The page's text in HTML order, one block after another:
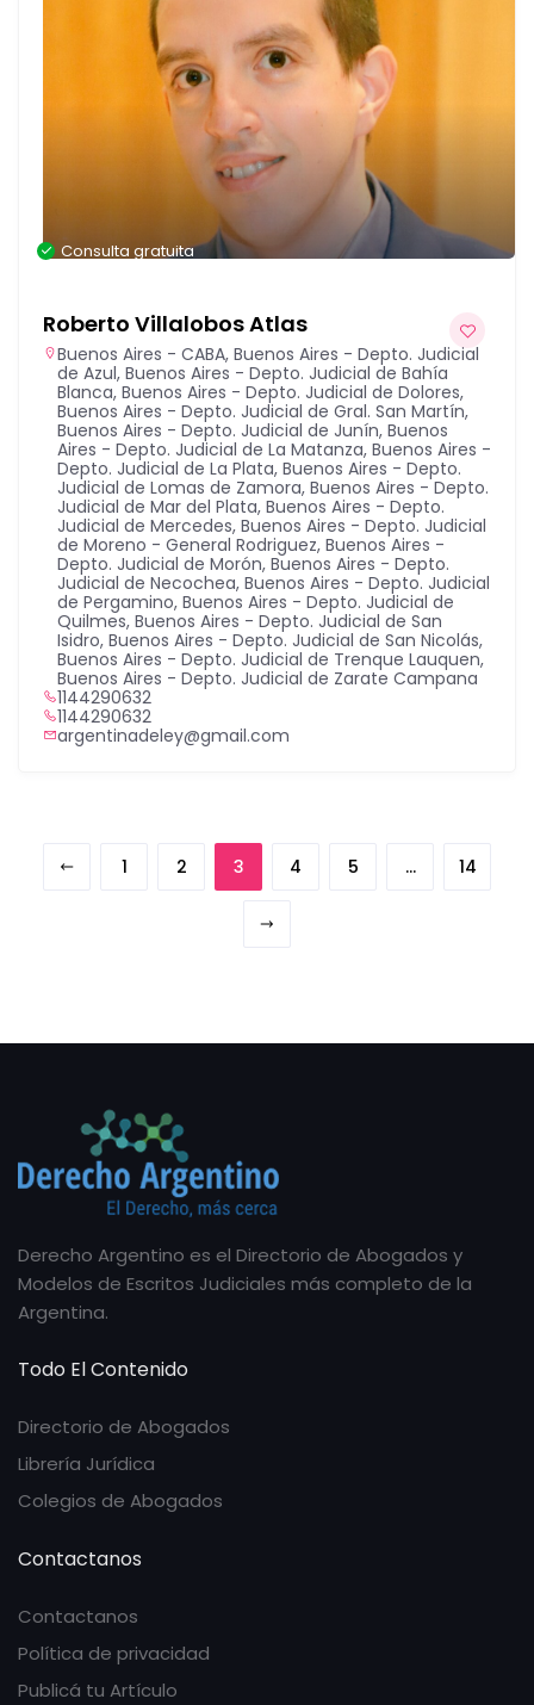
Consulta gratuita
Roberto Villalobos Atlas
Buenos Aires - CABA, Buenos Aires - Depto. Judicial
de Azul, Buenos Aires - Depto. Judicial de Bahía
Blanca, Buenos Aires - Depto. Judicial de Dolores,
Buenos Aires - Depto. Judicial de Gral. San Martín,
Buenos Aires - Depto. Judicial de Junín, Buenos
Aires - Depto. Judicial de La Matanza, Buenos Aires -
Depto. Judicial de La Plata, Buenos Aires - Depto.
Judicial de Lomas de Zamora, Buenos Aires - Depto.
Judicial de Mar del Plata, Buenos Aires - Depto.
Judicial de Mercedes, Buenos Aires - Depto. Judicial
de Moreno - General Rodriguez, Buenos Aires -
Depto. Judicial de Morón, Buenos Aires - Depto.
Judicial de Necochea, Buenos Aires - Depto. Judicial
de Pergamino, Buenos Aires - Depto. Judicial de
Quilmes, Buenos Aires - Depto. Judicial de San
Isidro, Buenos Aires - Depto. Judicial de San Nicolás,
Buenos Aires - Depto. Judicial de Trenque Lauquen,
Buenos Aires - Depto. Judicial de Zarate Campana
1144290632
1144290632
argentinadeley@gmail.com
1 2 3 4 5 … 14
Derecho Argentino es el Directorio de Abogados y
Modelos de Escritos Judiciales más completo de la
Argentina.
Todo El Contenido
Directorio de Abogados
Librería Jurídica
Colegios de Abogados
Contactanos
Contactanos
Política de privacidad
Publicá tu Artículo